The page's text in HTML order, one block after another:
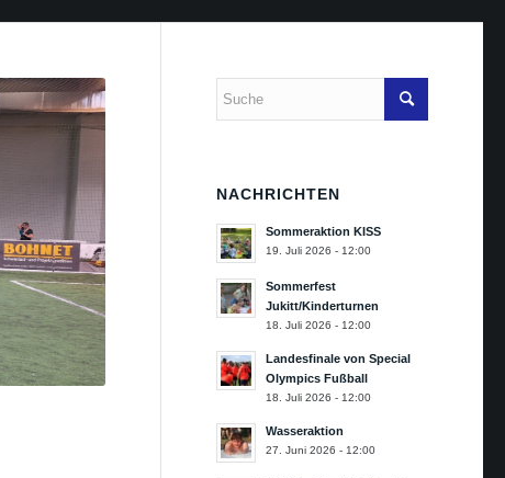
NACHRICHTEN
Sommeraktion KISS
19. Juli 2026 - 12:00
Sommerfest
Jukitt/Kinderturnen
18. Juli 2026 - 12:00
Landesfinale von Special
Olympics Fußball
18. Juli 2026 - 12:00
Wasseraktion
27. Juni 2026 - 12:00